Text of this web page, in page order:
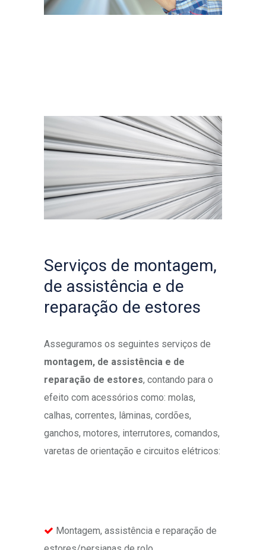
Serviços de montagem,
de assistência e de
reparação de estores
Asseguramos os seguintes serviços de
montagem, de assistência e de
reparação de estores, contando para o
efeito com acessórios como: molas,
calhas, correntes, lâminas, cordões,
ganchos, motores, interrutores, comandos,
varetas de orientação e circuitos elétricos:
Montagem, assistência e reparação de